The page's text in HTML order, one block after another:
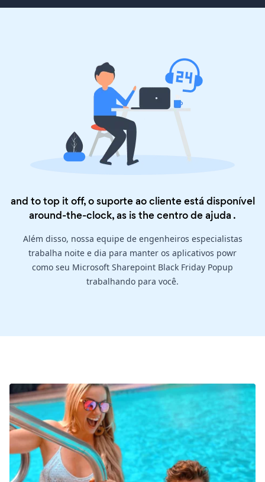
and to top it off, o suporte ao cliente está disponível
around-the-clock, as is thecentro de ajuda .
Além disso, nossa equipe de engenheiros especialistas
trabalha noite e dia para manter os aplicativos powr
como seu Microsoft Sharepoint Black Friday Popup
trabalhando para você.